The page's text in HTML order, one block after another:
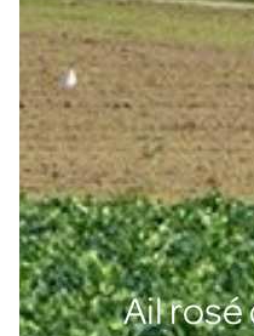
Ail rosé